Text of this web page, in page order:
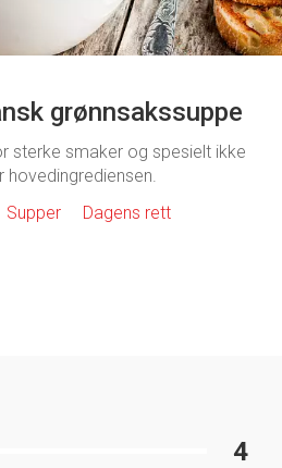
grønnsakssuppe
sterke smaker og spesielt ikke
Supper
Dagens rett
4